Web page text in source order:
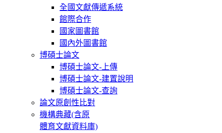
全國文獻傳遞系統
館際合作
國家圖書館
國內外圖書館
博碩士論文
博碩士論文-上傳
博碩士論文-建置說明
博碩士論文-查詢
論文原創性比對
機構典藏(含原
體育文獻資料庫)